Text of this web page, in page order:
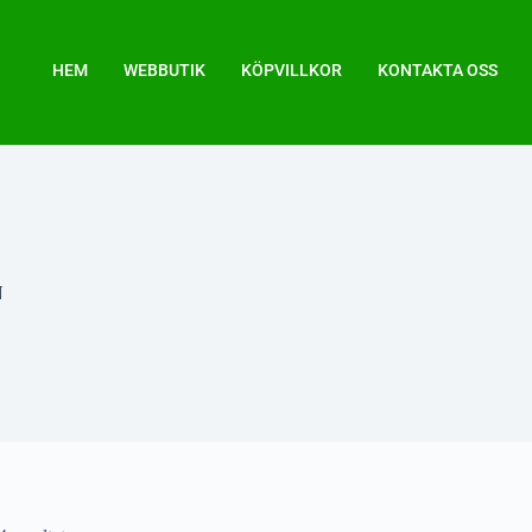
HEM WEBBUTIK KÖPVILLKOR KONTAKTA OSS